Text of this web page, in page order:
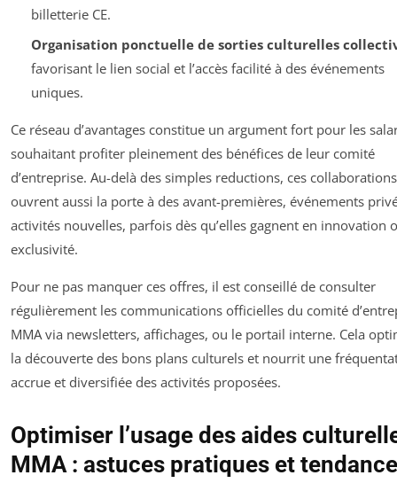
billetterie CE.
Organisation ponctuelle de sorties culturelles
favorisant le lien social et l’accès facilité à des événements
uniques.
Ce réseau d’avantages constitue un argument fort pour les
souhaitant profiter pleinement des bénéfices de leur comité
d’entreprise. Au-delà des simples reductions, ces collaborations
ouvrent aussi la porte à des avant-premières, événements
activités nouvelles, parfois dès qu’elles gagnent en innovation
exclusivité.
Pour ne pas manquer ces offres, il est conseillé de consulter
régulièrement les communications officielles du comité
MMA via newsletters, affichages, ou le portail interne. Cela
la découverte des bons plans culturels et nourrit une
accrue et diversifiée des activités proposées.
Optimiser l’usage des aides
MMA : astuces pratiques et